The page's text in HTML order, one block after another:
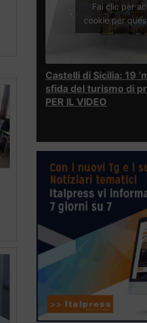
Fai clic per
cookie per
Castelli di Sicilia: 19
sfida del turismo di
PER IL VIDEO